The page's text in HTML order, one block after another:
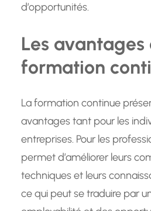
d’opportunités.
Les avantages
formation
La formation continue
avantages tant pour les
entreprises. Pour les
permet d’améliorer leurs
techniques et leurs
ce qui peut se traduire par